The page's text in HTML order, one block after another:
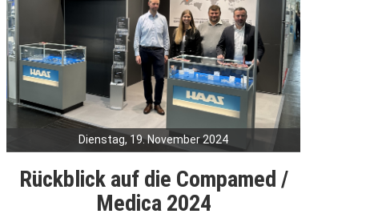
Dienstag, 19. November 2024
Rückblick auf die Compamed /
Medica 2024